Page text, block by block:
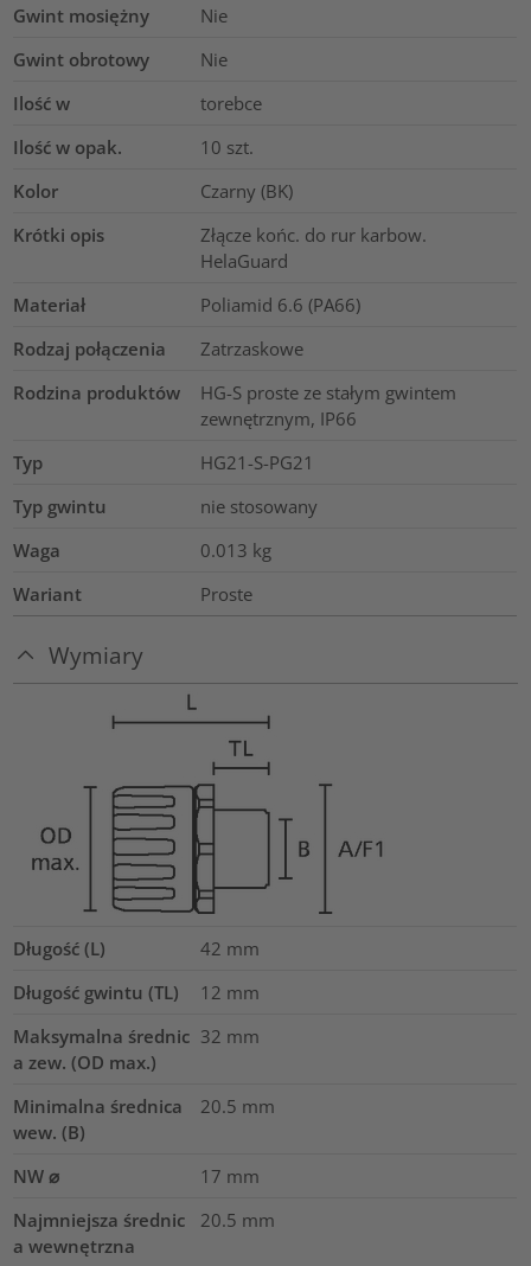
Gwint mosiężny
Nie
Gwint obrotowy
Nie
Ilość w
torebce
Ilość w opak.
10 szt.
Kolor
Czarny (BK)
Krótki opis
Złącze końc. do rur karbow.
HelaGuard
Materiał
Poliamid 6.6 (PA66)
Rodzaj połączenia
Zatrzaskowe
Rodzina produktów
HG-S proste ze stałym gwintem
zewnętrznym, IP66
Typ
HG21-S-PG21
Typ gwintu
nie stosowany
Waga
0.013 kg
Wariant
Proste
Wymiary
Długość (L) 42 mm
Długość gwintu (TL)
12 mm
Maksymalna średnic
a zew. (OD max.)
32 mm
Minimalna średnica
wew. (B)
20.5 mm
NW ⌀ 17 mm
Najmniejsza średnic
a wewnętrzna
20.5 mm